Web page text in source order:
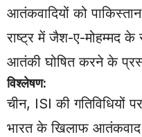
आतंकवादियों को
राष्ट्र में जैश-ए-मोहम्मद
आतंकी घोषित करने के
विश्लेषण:
चीन, ISI की गतिविधियों
भारत के खिलाफ आतंकवाद